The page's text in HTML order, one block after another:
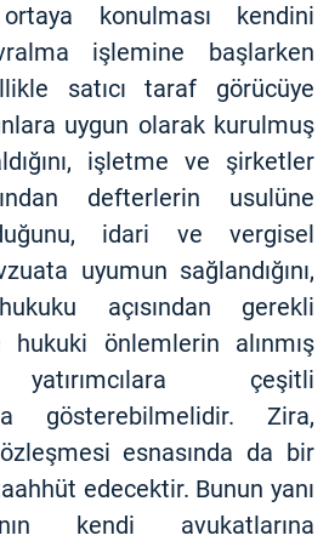
konulması kendini
işlemine başlarken
satıcı taraf görücüye
uygun olarak kurulmuş
işletme ve şirketler
defterlerin usulüne
idari ve vergisel
uyumun sağlandığını,
açısından gerekli
önlemlerin alınmış
çeşitli
gösterebilmelidir. Zira,
esnasında da bir
edecektir. Bunun yanı
kendi avukatlarına